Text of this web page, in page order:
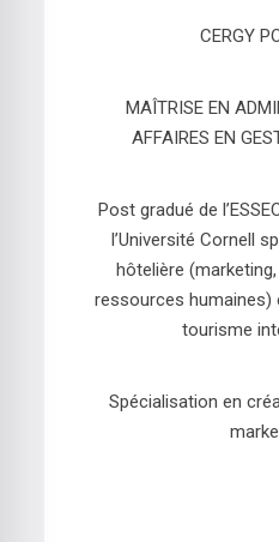
CERGY
MAÎTRISE EN
AFFAIRES EN
Post gradué de
l’Université Cornell
hôtelière
ressources humaines)
tourisme
Spécialisation en